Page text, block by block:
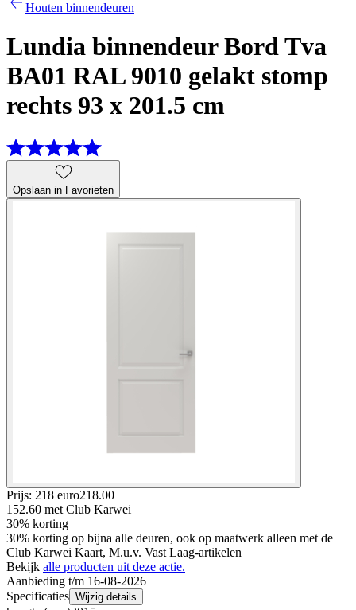
Houten binnendeuren
Lundia binnendeur Bord Tva
BA01 RAL 9010 gelakt stomp
rechts 93 x 201.5 cm
Opslaan in Favorieten
Prijs: 218 euro218.00
152.60 met Club Karwei
30% korting
30% korting op bijna alle deuren, ook op maatwerk alleen met de
Club Karwei Kaart, M.u.v. Vast Laag-artikelen
Bekijk alle producten uit deze actie.
Aanbieding t/m 16-08-2026
Specificaties Wijzig details